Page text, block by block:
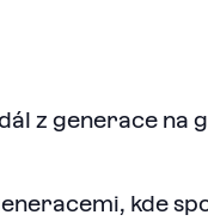
z generace na
kde